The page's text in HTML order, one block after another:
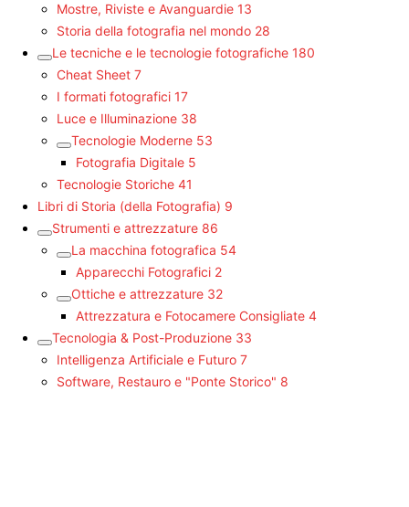
Mostre, Riviste e Avanguardie 13
Storia della fotografia nel mondo 28
Le tecniche e le tecnologie fotografiche 180
Cheat Sheet 7
I formati fotografici 17
Luce e Illuminazione 38
Tecnologie Moderne 53
Fotografia Digitale 5
Tecnologie Storiche 41
Libri di Storia (della Fotografia) 9
Strumenti e attrezzature 86
La macchina fotografica 54
Apparecchi Fotografici 2
Ottiche e attrezzature 32
Attrezzatura e Fotocamere Consigliate 4
Tecnologia & Post-Produzione 33
Intelligenza Artificiale e Futuro 7
Software, Restauro e "Ponte Storico" 8